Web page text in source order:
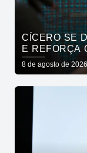
CÍCERO SE
E REFORÇA
SEGURANÇA
8 de agosto de 2026